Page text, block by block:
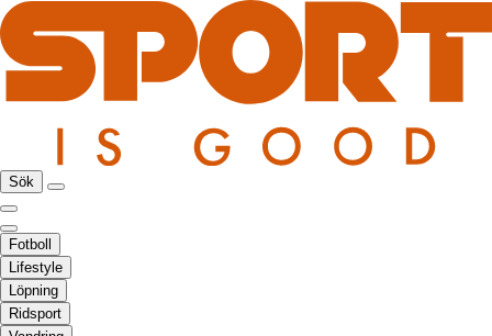
Sök
Fotboll
Lifestyle
Löpning
Ridsport